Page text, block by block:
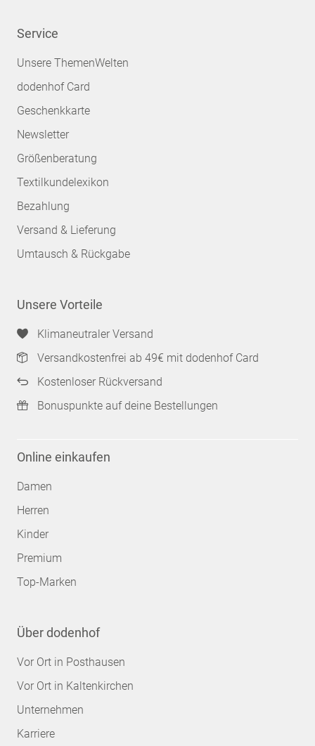
Service
Unsere ThemenWelten
dodenhof Card
Geschenkkarte
Newsletter
Größenberatung
Textilkundelexikon
Bezahlung
Versand & Lieferung
Umtausch & Rückgabe
Unsere Vorteile
Klimaneutraler Versand
Versandkostenfrei ab 49€ mit dodenhof Card
Kostenloser Rückversand
Bonuspunkte auf deine Bestellungen
Online einkaufen
Damen
Herren
Kinder
Premium
Top-Marken
Über dodenhof
Vor Ort in Posthausen
Vor Ort in Kaltenkirchen
Unternehmen
Karriere